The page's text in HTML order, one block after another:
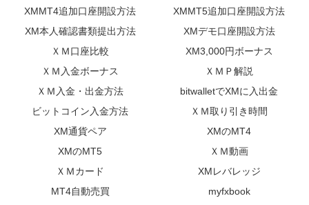
XMMT4追加口座開設方法
XMMT5追加口座開設方法
XM本人確認書類提出方法
XMデモ口座開設方法
ＸＭ口座比較
XM3,000円ボーナス
ＸＭ入金ボーナス
ＸＭＰ解説
ＸＭ入金・出金方法
bitwalletでXMに入出金
ビットコイン入金方法
ＸＭ取り引き時間
XM通貨ペア
XMのMT4
XMのMT5
ＸＭ動画
ＸＭカード
XMレバレッジ
MT4自動売買
myfxbook